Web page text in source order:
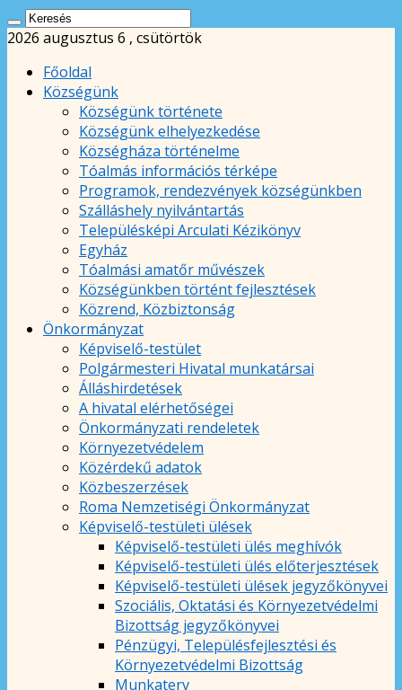
2026 augusztus 6 , csütörtök
Főoldal
Községünk
Községünk története
Községünk elhelyezkedése
Községháza történelme
Tóalmás információs térképe
Programok, rendezvények községünkben
Szálláshely nyilvántartás
Településképi Arculati Kézikönyv
Egyház
Tóalmási amatőr művészek
Községünkben történt fejlesztések
Közrend, Közbiztonság
Önkormányzat
Képviselő-testület
Polgármesteri Hivatal munkatársai
Álláshirdetések
A hivatal elérhetőségei
Önkormányzati rendeletek
Környezetvédelem
Közérdekű adatok
Közbeszerzések
Roma Nemzetiségi Önkormányzat
Képviselő-testületi ülések
Képviselő-testületi ülés meghívók
Képviselő-testületi ülés előterjesztések
Képviselő-testületi ülések jegyzőkönyvei
Szociális, Oktatási és Környezetvédelmi
Bizottság jegyzőkönyvei
Pénzügyi, Településfejlesztési és
Környezetvédelmi Bizottság
Munkaterv